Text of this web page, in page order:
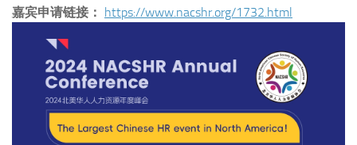
嘉宾申请链接： https://www.nacshr.org/1732.html